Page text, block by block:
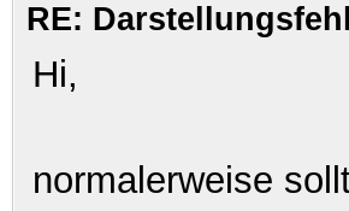
RE:
Hi,
normalerweise